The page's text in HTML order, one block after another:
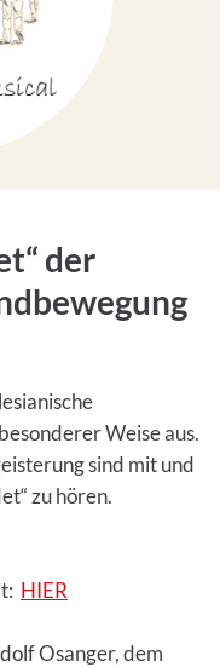
der
Weise aus.
sind mit und
zu hören.
HIER
Osanger, dem